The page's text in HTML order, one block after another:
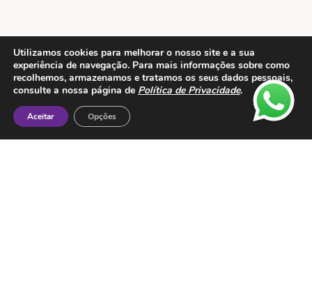
Contactos
ESMTC – Escola de Medicina Tradicional
Chinesa
Utilizamos cookies para melhorar o nosso site e a sua
experiência de navegação. Para mais informações sobre como
recolhemos, armazenamos e tratamos os seus dados pessoais,
consulte a nossa página de Política de Privacidade.
Aceitar Opções